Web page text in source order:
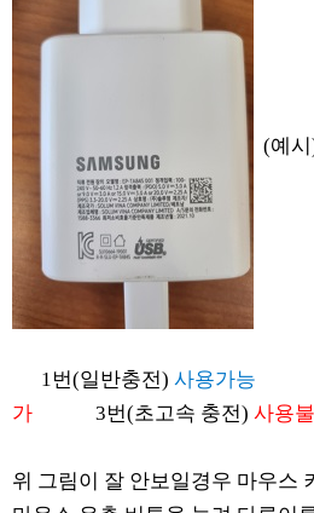
(예
1번(일반충전) 사용가능 2
가 3번(초고속 충전) 사용
위 그림이 잘 안보일경우 마우스